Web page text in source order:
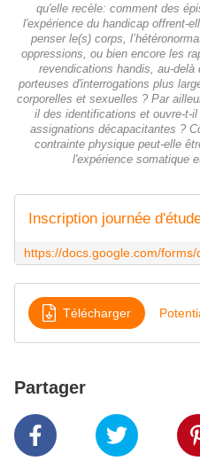
qu'elle recèle: comment des
l'expérience du handicap offrent-
penser le(s) corps,
oppressions, ou bien encore les
revendications handis, au-
porteuses d'interrogations plus
corporelles et sexuelles ? Par
il des identifications et ouvre-t-
assignations décapacitantes ?
contrainte physique peut-elle
l'expérience somatique
Télécharger
Partager